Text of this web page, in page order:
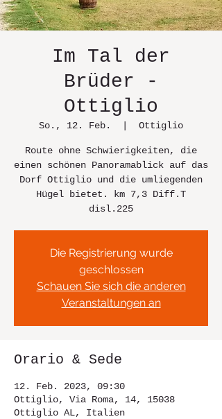
Im Tal der
Brüder -
Ottiglio
So., 12. Feb. Ottiglio
Route ohne Schwierigkeiten, die
einen schönen Panoramablick auf das
Dorf Ottiglio und die umliegenden
Hügel bietet. km 7,3 Diff.T
disl.225
Die Registrierung wurde
geschlossen
Schauen Sie sich die anderen
Veranstaltungen an
Orario & Sede
12. Feb. 2023, 09:30
Ottiglio, Via Roma, 14, 15038
Ottiglio AL, Italien